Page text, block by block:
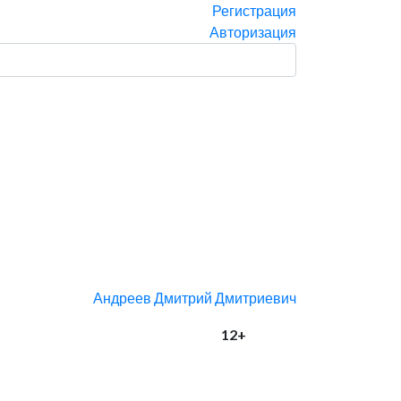
Регистрация
Авторизация
Андреев Дмитрий Дмитриевич
12+